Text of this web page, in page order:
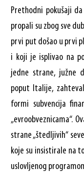
Prethodni pokušaji
propali su zbog sve
prvi put došao u prvi
i koji je isplivao na
jedne strane, južne
poput Italije,
formi subvencija
„evroobveznicama“.
strane „štedljivih“
koje su insistirale na
uslovljenog